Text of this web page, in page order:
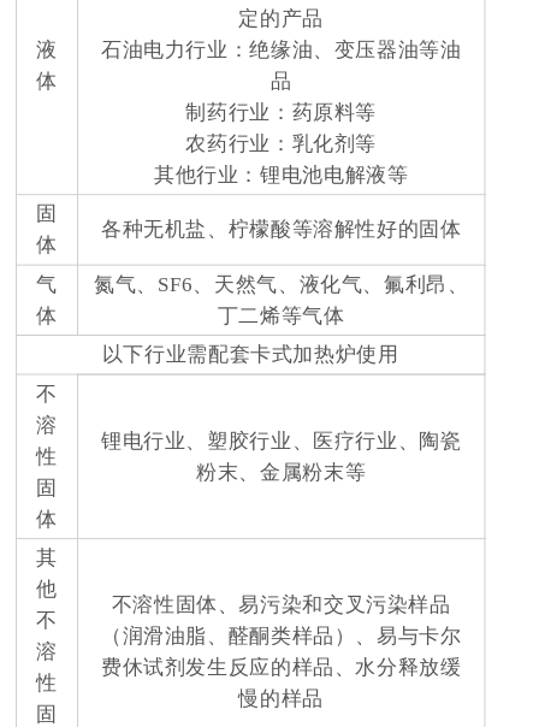
液
体
定的产品
石油电力行业：绝缘油、变压器油等油
品
制药行业：药原料等
农药行业：乳化剂等
其他行业：锂电池电解液等
固
体
各种无机盐、柠檬酸等溶解性好的固体
气
体
氮气、SF6、天然气、液化气、氟利昂、
丁二烯等气体
以下行业需配套卡式加热炉使用
不
溶
性
固
体
锂电行业、塑胶行业、医疗行业、陶瓷
粉末、金属粉末等
其
他
不
溶
性
固
不溶性固体、易污染和交叉污染样品
（润滑油脂、醛酮类样品）、易与卡尔
费休试剂发生反应的样品、水分释放缓
慢的样品